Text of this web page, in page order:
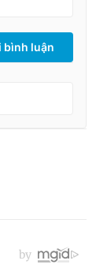
bình luận